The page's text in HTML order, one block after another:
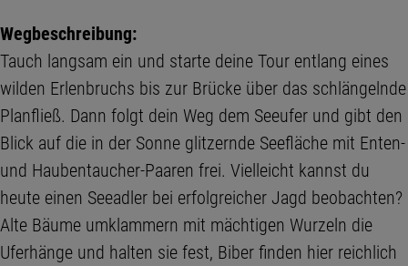
Wegbeschreibung:
Tauch langsam ein und starte deine Tour entlang eines
wilden Erlenbruchs bis zur Brücke über das schlängelnde
Planfließ. Dann folgt dein Weg dem Seeufer und gibt den
Blick auf die in der Sonne glitzernde Seefläche mit Enten-
und Haubentaucher-Paaren frei. Vielleicht kannst du
heute einen Seeadler bei erfolgreicher Jagd beobachten?
Alte Bäume umklammern mit mächtigen Wurzeln die
Uferhänge und halten sie fest, Biber finden hier reichlich